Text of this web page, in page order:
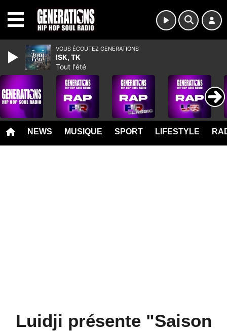
NEWS MUSIQUE SPORT LIFESTYLE
Luidji présente "Saison
VOUS ÉCOUTEZ GENERATIONS
ISK, TK
Tout l'été